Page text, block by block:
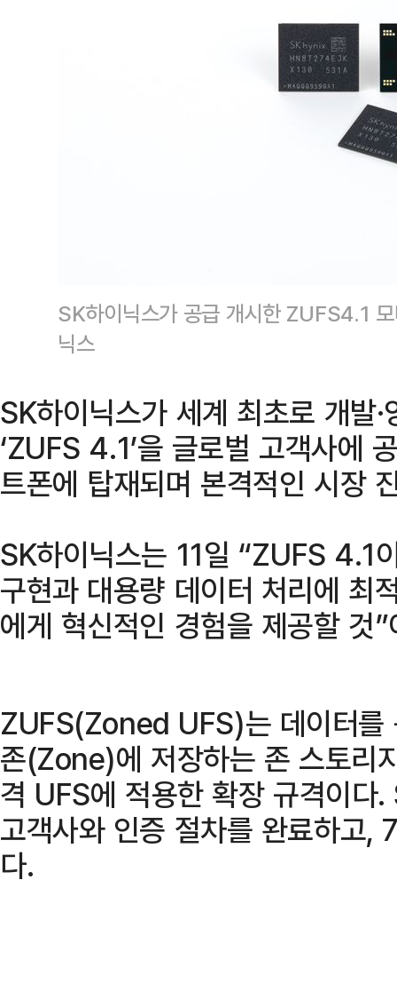
SK하이닉스가 공급 개시한 ZUFS4.1
닉스
SK하이닉스가 세계 최초로 개발
‘ZUFS 4.1’을 글로벌 고객사에
트폰에 탑재되며 본격적인 시장
SK하이닉스는 11일 “ZUFS 4.1
구현과 대용량 데이터 처리에 최
에게 혁신적인 경험을 제공할 것
ZUFS(Zoned UFS)는 데이터를
존(Zone)에 저장하는 존 스토리
격 UFS에 적용한 확장 규격이다
고객사와 인증 절차를 완료하고,
다.